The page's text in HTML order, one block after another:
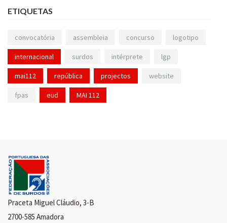
ETIQUETAS
convocatória assembleia concurso logotipo
internacional surdos intérprete lgp
mai112 república projectos website
fpas eud MAI 112
Praceta Miguel Cláudio, 3-B
2700-585 Amadora